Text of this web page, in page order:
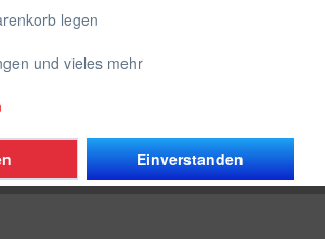
legen
und vieles mehr
Einverstanden